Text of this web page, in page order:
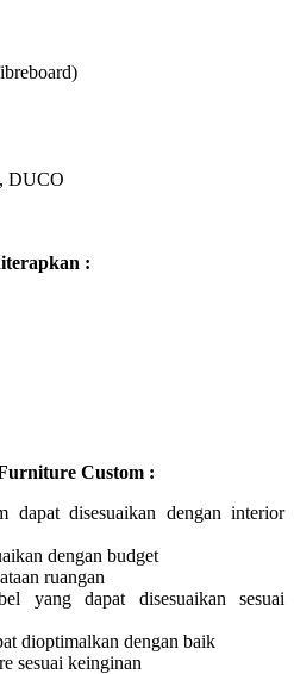
DUCO
:
Custom :
dapat disesuaikan dengan interior
dengan budget
ruangan
yang dapat disesuaikan sesuai
dioptimalkan dengan baik
sesuai keinginan